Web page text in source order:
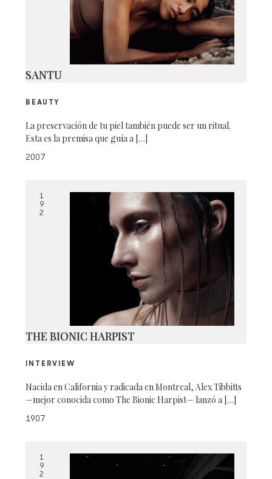
SANTU
BEAUTY
La preservación de tu piel también puede ser un ritual.
Esta es la premisa que guía a […]
2007
1
9
2
THE BIONIC HARPIST
INTERVIEW
Nacida en California y radicada en Montreal, Alex Tibbitts
—mejor conocida como The Bionic Harpist— lanzó a […]
1907
1
9
2